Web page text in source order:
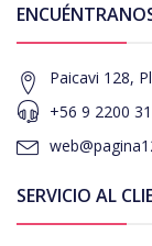
Paicavi 128,
+56 9 2200
SERVICIO AL